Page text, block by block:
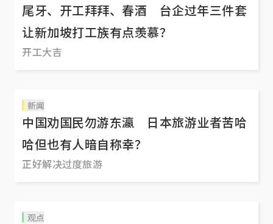
尾牙、开工拜拜、春酒 台企过年三件套
让新加坡打工族有点羡慕？
开工大吉
新闻
中国劝国民勿游东瀛 日本旅游业者苦哈
哈但也有人暗自称幸？
正好解决过度旅游
观点